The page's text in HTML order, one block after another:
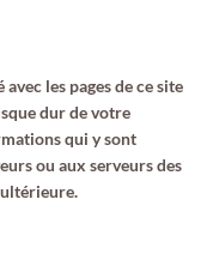
les pages de ce site
dur de votre
qui y sont
ou aux serveurs des